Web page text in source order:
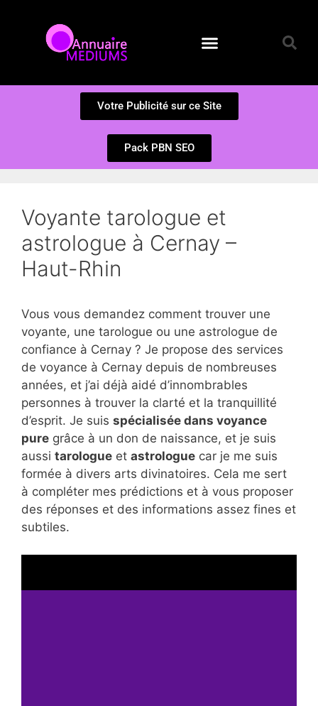
Votre Publicité sur ce Site
Pack PBN SEO
Voyante tarologue et
astrologue à Cernay –
Haut-Rhin
Vous vous demandez comment trouver une
voyante, une tarologue ou une astrologue de
confiance à Cernay ? Je propose des services
de voyance à Cernay depuis de nombreuses
années, et j’ai déjà aidé d’innombrables
personnes à trouver la clarté et la tranquillité
d’esprit. Je suis spécialisée dans voyance
pure grâce à un don de naissance, et je suis
aussi tarologue et astrologue car je me suis
formée à divers arts divinatoires. Cela me sert
à compléter mes prédictions et à vous proposer
des réponses et des informations assez fines et
subtiles.